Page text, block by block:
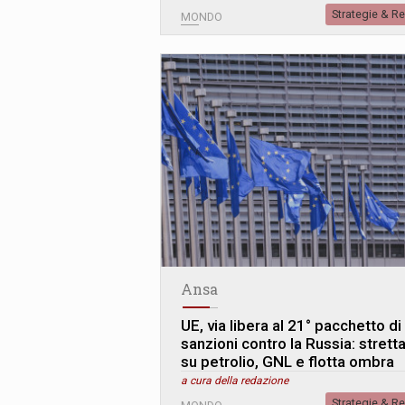
MONDO Strategie &
Ansa
UE, via libera al 21° pacchetto di
sanzioni contro la Russia: stretta
su petrolio, GNL e flotta ombra
a cura della redazione